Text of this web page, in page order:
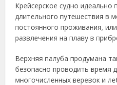
Крейсерское судно идеально
длительного путешествия в
постоянного проживания,
развлечения на плаву в
Верхняя палуба продумана
безопасно проводить время
многочисленных веревок и